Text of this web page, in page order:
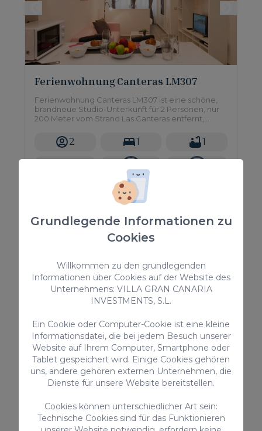
Ferienwohnung Canteras LM307
Ferienwohnung Canteras LM307 ist eine schöne,
brandneue Studio-Unterkunft für 2 Personen, nur
200 Meter vom Strand Las Canteras entfernt,
Restaurants und mehr!
2 1 1
75,00 €/ Nacht
Studio
Die Ferienwohnung LM52YY Canteras ist eine helle
und gemütliche Ferienunterkunft vom Typ Studio
Grundlegende Informationen zu
Cookies
Willkommen zu den grundlegenden
Informationen über Cookies auf der Website des
Unternehmens: VILLA GRAN CANARIA
INVESTMENTS, S.L.
Ein Cookie oder Computer-Cookie ist eine kleine
Informationsdatei, die bei jedem Besuch unserer
Website auf Ihrem Computer, Smartphone oder
Tablet gespeichert wird. Einige Cookies gehören
uns, andere gehören externen Unternehmen, die
Dienste für unsere Website bereitstellen.
Cookies können unterschiedlicher Art sein:
Technische Cookies sind für das Funktionieren